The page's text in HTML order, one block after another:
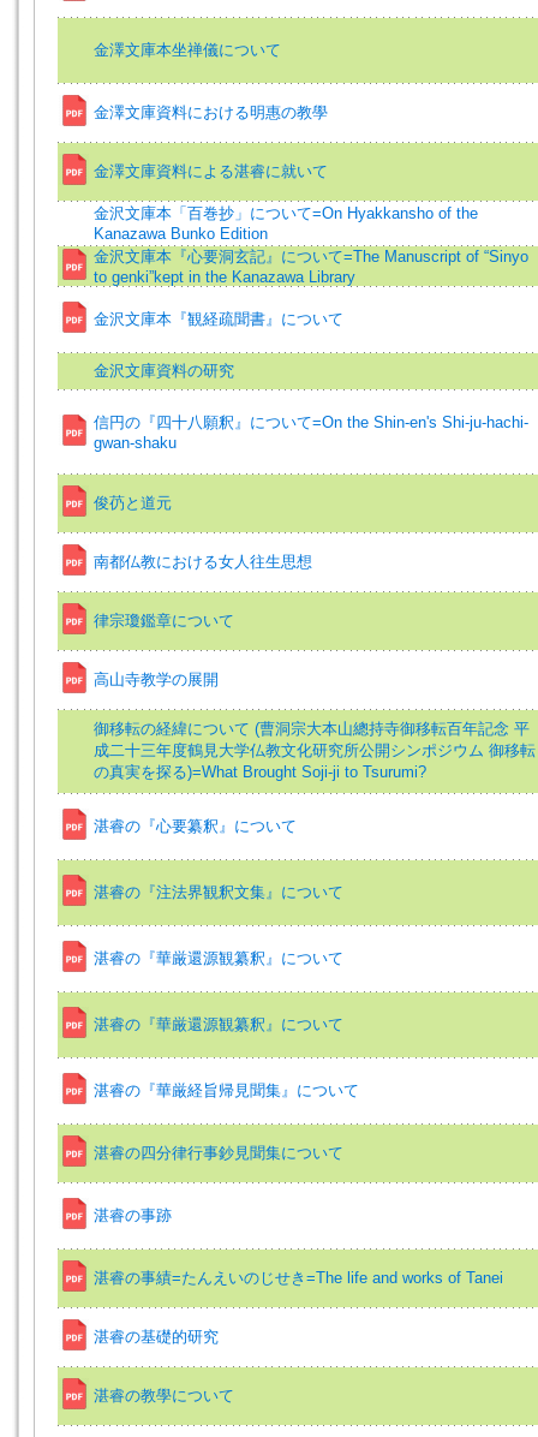
金澤文庫本坐禅儀について
金澤文庫資料における明惠の教學
金澤文庫資料による湛睿に就いて
金沢文庫本「百巻抄」について=On Hyakkansho of the
Kanazawa Bunko Edition
金沢文庫本『心要洞玄記』について=The Manuscript of “Sinyo
to genki”kept in the Kanazawa Library
金沢文庫本『観経疏聞書』について
金沢文庫資料の研究
信円の『四十八願釈』について=On the Shin-en's Shi-ju-hachi-
gwan-shaku
俊芿と道元
南都仏教における女人往生思想
律宗瓊鑑章について
高山寺教学の展開
御移転の経緯について (曹洞宗大本山總持寺御移転百年記念 平
成二十三年度鶴見大学仏教文化研究所公開シンポジウム 御移転
の真実を探る)=What Brought Soji-ji to Tsurumi?
湛睿の『心要纂釈』について
湛睿の『注法界観釈文集』について
湛睿の『華厳還源観纂釈』について
湛睿の『華厳還源観纂釈』について
湛睿の『華厳経旨帰見聞集』について
湛睿の四分律行事鈔見聞集について
湛睿の事跡
湛睿の事績=たんえいのじせき=The life and works of Tanei
湛睿の基礎的研究
湛睿の教學について